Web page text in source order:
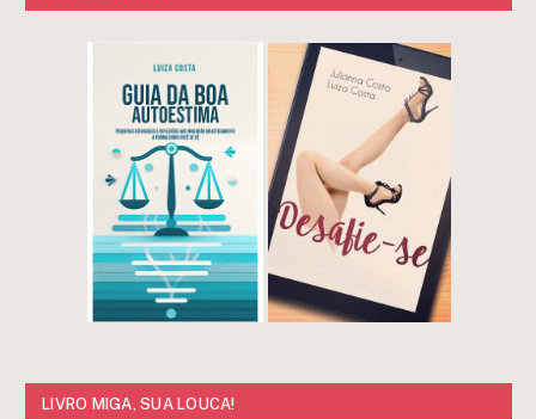
LIVRO MIGA, SUA LOUCA!